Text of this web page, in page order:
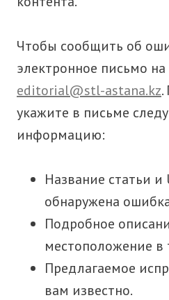
Чтобы сообщить об
электронное письмо на
editorial@stl-astana.kz.
укажите в письме
информацию:
Название статьи и
обнаружена
Подробное
местоположение в
Предлагаемое
вам известно.